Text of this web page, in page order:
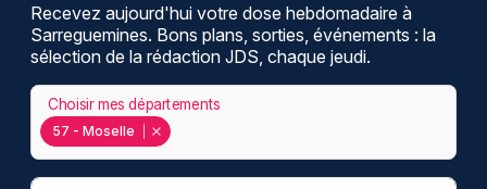
Recevez aujourd'hui votre dose hebdomadaire à
Sarreguemines. Bons plans, sorties, événements : la
sélection de la rédaction JDS, chaque jeudi.
57 - Moselle
Choisir mes départements